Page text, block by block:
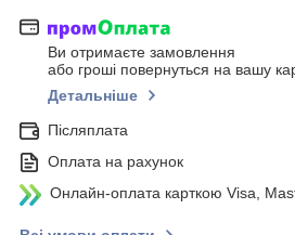
Ви отримаєте замовлення
або гроші повернуться на вашу
Детальніше
Післяплата
Оплата на рахунок
Онлайн-оплата карткою Visa,